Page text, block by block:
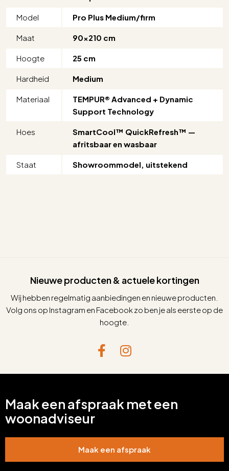
Model Pro Plus Medium/firm
Maat 90×210 cm
Hoogte 25 cm
Hardheid Medium
Materiaal
TEMPUR® Advanced + Dynamic
Support Technology
Hoes
SmartCool™ QuickRefresh™ —
afritsbaar en wasbaar
Staat Showroommodel, uitstekend
Nieuwe producten & actuele kortingen
Wij hebben regelmatig aanbiedingen en nieuwe producten.
Volg ons op Instagram en Facebook zo ben je als eerste op de
hoogte.
Maak een afspraak met een
woonadviseur
Maak een afspraak